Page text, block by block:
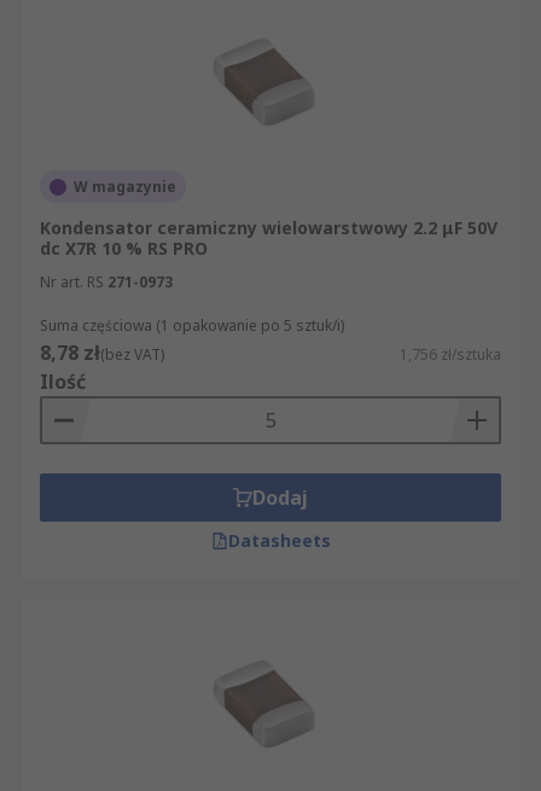
W magazynie
Kondensator ceramiczny wielowarstwowy 2.2 μF 50V
dc X7R 10 % RS PRO
Nr art. RS 271-0973
Suma częściowa (1 opakowanie po 5 sztuk/i)
8,78 zł(bez VAT) 1,756 zł/sztuka
Ilość
Dodaj
Datasheets